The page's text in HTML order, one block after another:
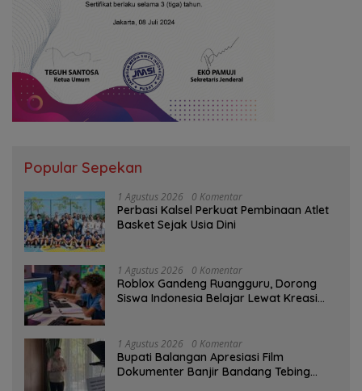
Popular Sepekan
1 Agustus 2026 0 Komentar
Perbasi Kalsel Perkuat Pembinaan Atlet
Basket Sejak Usia Dini
1 Agustus 2026 0 Komentar
Roblox Gandeng Ruangguru, Dorong
Siswa Indonesia Belajar Lewat Kreasi
1 Agustus 2026 0 Komentar
Bupati Balangan Apresiasi Film
Dokumenter Banjir Bandang Tebing